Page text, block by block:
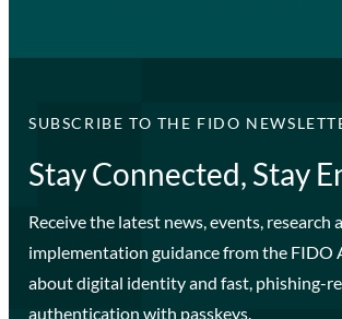
SUBSCRIBE TO THE FIDO
Stay Connected, Stay
Receive the latest news, events, research
implementation guidance from the FIDO
about digital identity and fast, phishing-
authentication with passkeys.